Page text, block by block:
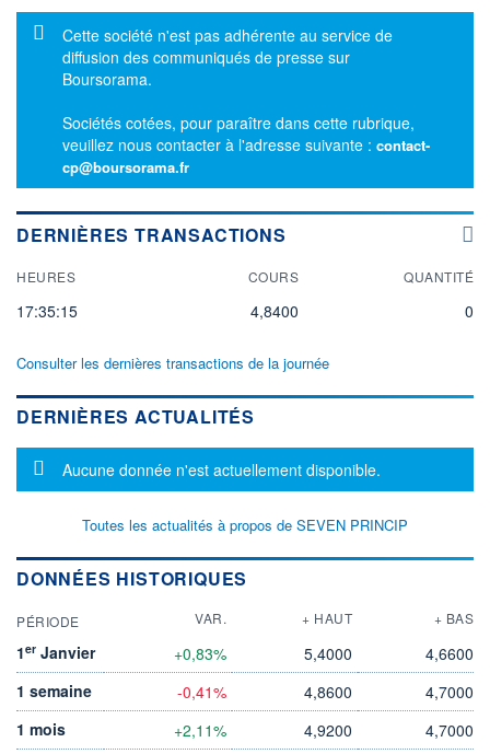
Message d'information
Cette société n'est pas adhérente au service de
diffusion des communiqués de presse sur
Boursorama.
Sociétés cotées, pour paraître dans cette rubrique,
veuillez nous contacter à l'adresse suivante : contact-
cp@boursorama.fr
DERNIÈRES TRANSACTIONS
HEURES COURS QUANTITÉ
17:35:15 4,8400 0
Consulter les dernières transactions de la journée
DERNIÈRES ACTUALITÉS
Message d'information
Aucune donnée n'est actuellement disponible.
Toutes les actualités à propos de SEVEN PRINCIP
DONNÉES HISTORIQUES
PÉRIODE VAR. + HAUT + BAS
1er Janvier +0,83% 5,4000
4,6600
1 semaine
-0,41% 4,8600
4,7000
1 mois
+2,11% 4,9200
4,7000